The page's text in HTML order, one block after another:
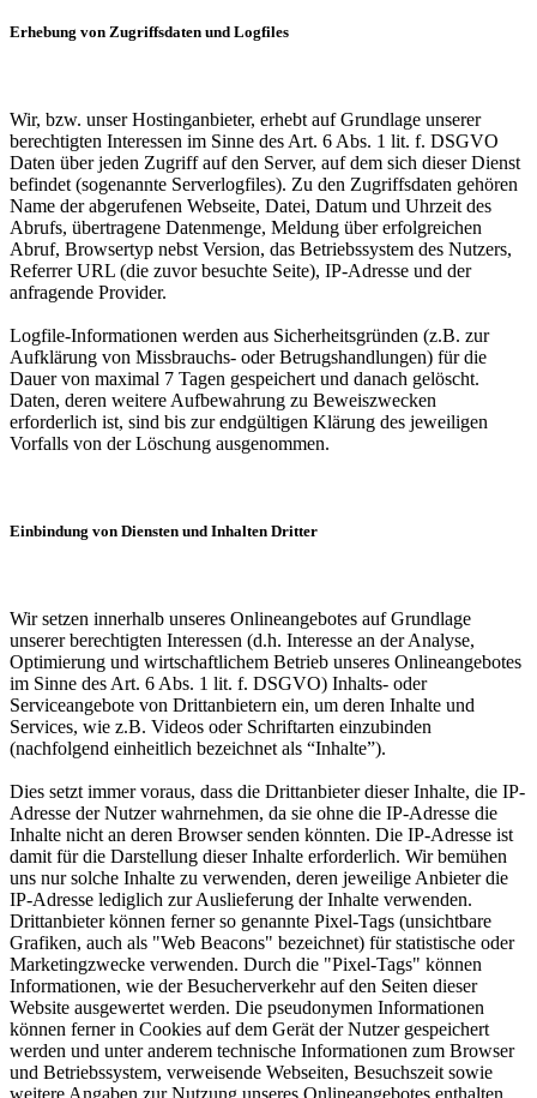
Erhebung von Zugriffsdaten und Logfiles
Wir, bzw. unser Hostinganbieter, erhebt auf Grundlage unserer
berechtigten Interessen im Sinne des Art. 6 Abs. 1 lit. f. DSGVO
Daten über jeden Zugriff auf den Server, auf dem sich dieser Dienst
befindet (sogenannte Serverlogfiles). Zu den Zugriffsdaten gehören
Name der abgerufenen Webseite, Datei, Datum und Uhrzeit des
Abrufs, übertragene Datenmenge, Meldung über erfolgreichen
Abruf, Browsertyp nebst Version, das Betriebssystem des Nutzers,
Referrer URL (die zuvor besuchte Seite), IP-Adresse und der
anfragende Provider.
Logfile-Informationen werden aus Sicherheitsgründen (z.B. zur
Aufklärung von Missbrauchs- oder Betrugshandlungen) für die
Dauer von maximal 7 Tagen gespeichert und danach gelöscht.
Daten, deren weitere Aufbewahrung zu Beweiszwecken
erforderlich ist, sind bis zur endgültigen Klärung des jeweiligen
Vorfalls von der Löschung ausgenommen.
Einbindung von Diensten und Inhalten Dritter
Wir setzen innerhalb unseres Onlineangebotes auf Grundlage
unserer berechtigten Interessen (d.h. Interesse an der Analyse,
Optimierung und wirtschaftlichem Betrieb unseres Onlineangebotes
im Sinne des Art. 6 Abs. 1 lit. f. DSGVO) Inhalts- oder
Serviceangebote von Drittanbietern ein, um deren Inhalte und
Services, wie z.B. Videos oder Schriftarten einzubinden
(nachfolgend einheitlich bezeichnet als “Inhalte”).
Dies setzt immer voraus, dass die Drittanbieter dieser Inhalte, die IP-
Adresse der Nutzer wahrnehmen, da sie ohne die IP-Adresse die
Inhalte nicht an deren Browser senden könnten. Die IP-Adresse ist
damit für die Darstellung dieser Inhalte erforderlich. Wir bemühen
uns nur solche Inhalte zu verwenden, deren jeweilige Anbieter die
IP-Adresse lediglich zur Auslieferung der Inhalte verwenden.
Drittanbieter können ferner so genannte Pixel-Tags (unsichtbare
Grafiken, auch als "Web Beacons" bezeichnet) für statistische oder
Marketingzwecke verwenden. Durch die "Pixel-Tags" können
Informationen, wie der Besucherverkehr auf den Seiten dieser
Website ausgewertet werden. Die pseudonymen Informationen
können ferner in Cookies auf dem Gerät der Nutzer gespeichert
werden und unter anderem technische Informationen zum Browser
und Betriebssystem, verweisende Webseiten, Besuchszeit sowie